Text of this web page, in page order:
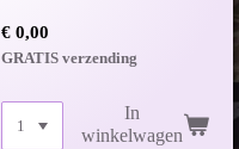
€ 0,00
GRATIS verzending
In
winkelwagen